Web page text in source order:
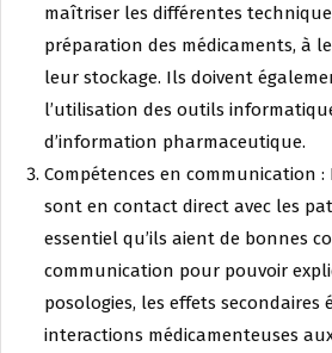
maîtriser les différentes
préparation des médicaments, à
leur stockage. Ils doivent
l’utilisation des outils
d’information pharmaceutique.
Compétences en communication :
sont en contact direct avec les
essentiel qu’ils aient de bonnes
communication pour pouvoir
posologies, les effets secondaires
interactions médicamenteuses